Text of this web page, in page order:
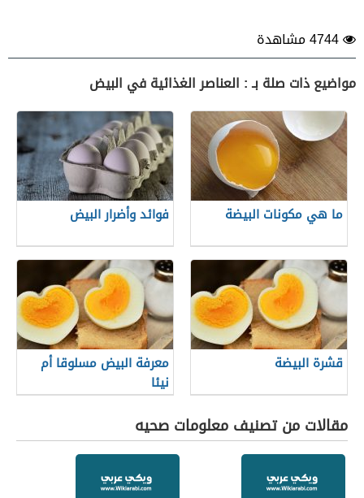
مواضيع ذات صلة بـ : العناصر الغذائية في البيض
ما هي مكونات البيضة فوائد وأضرار البيض
قشرة البيضة
معرفة البيض مسلوقا أم
نيئا
مقالات من تصنيف معلومات صحيه